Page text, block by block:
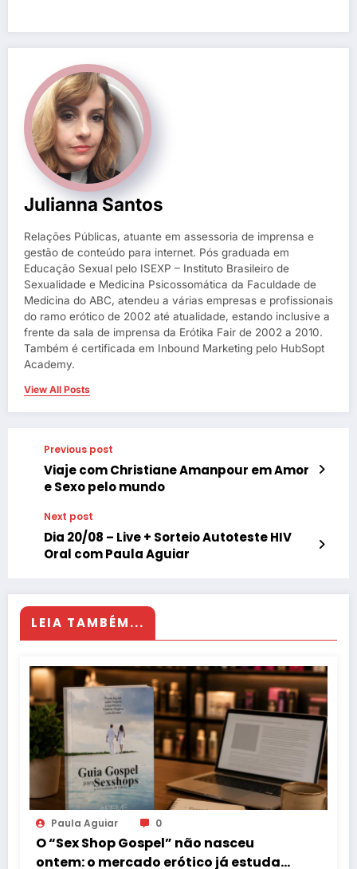
Julianna Santos
Relações Públicas, atuante em assessoria de imprensa e
gestão de conteúdo para internet. Pós graduada em
Educação Sexual pelo ISEXP – Instituto Brasileiro de
Sexualidade e Medicina Psicossomática da Faculdade de
Medicina do ABC, atendeu a várias empresas e profissionais
do ramo erótico de 2002 até atualidade, estando inclusive a
frente da sala de imprensa da Erótika Fair de 2002 a 2010.
Também é certificada em Inbound Marketing pelo HubSopt
Academy.
View All Posts
Previous post
Viaje com Christiane Amanpour em Amor
e Sexo pelo mundo
Next post
Dia 20/08 – Live + Sorteio Autoteste HIV
Oral com Paula Aguiar
LEIA TAMBÉM...
Paula Aguiar 0
O “Sex Shop Gospel” não nasceu
ontem: o mercado erótico já estuda